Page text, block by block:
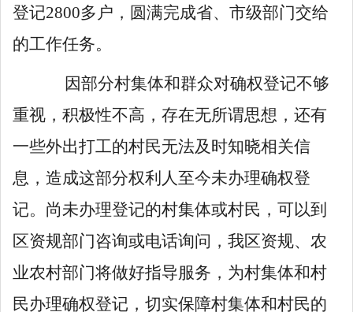
登记2800多户，圆满完成省、市级部门交给
的工作任务。
因部分村集体和群众对确权登记不够
重视，积极性不高，存在无所谓思想，还有
一些外出打工的村民无法及时知晓相关信
息，造成这部分权利人至今未办理确权登
记。尚未办理登记的村集体或村民，可以到
区资规部门咨询或电话询问，我区资规、农
业农村部门将做好指导服务，为村集体和村
民办理确权登记，切实保障村集体和村民的